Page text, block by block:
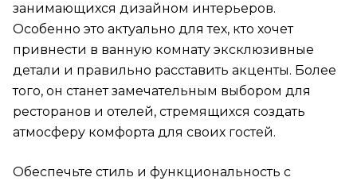
занимающихся дизайном интерьеров.
Особенно это актуально для тех, кто хочет
привнести в ванную комнату эксклюзивные
детали и правильно расставить акценты. Более
того, он станет замечательным выбором для
ресторанов и отелей, стремящихся создать
атмосферу комфорта для своих гостей.
Обеспечьте стиль и функциональность с